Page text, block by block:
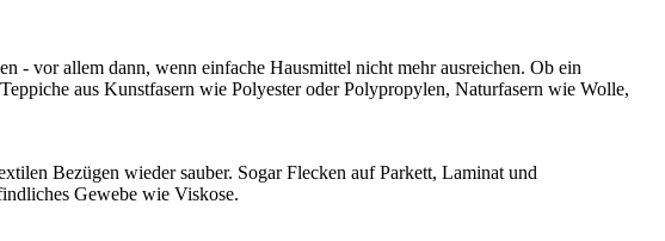
- vor allem dann, wenn einfache Hausmittel nicht mehr ausreichen. Ob ein
aus Kunstfasern wie Polyester oder Polypropylen, Naturfasern wie Wolle,
Bezügen wieder sauber. Sogar Flecken auf Parkett, Laminat und
Gewebe wie Viskose.